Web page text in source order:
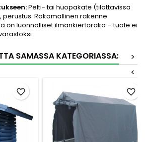
Pelti- tai huopakate (tilattavissa
Rakomallinen rakenne
on luonnolliset ilmankiertorako – tuote ei
SAMASSA KATEGORIASSA:
>
<
favorite_border favorite_border